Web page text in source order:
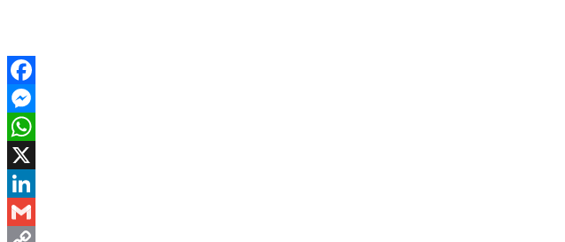
Facebook
Messenger
WhatsApp
X
LinkedIn